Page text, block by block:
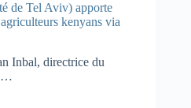
de Tel Aviv) apporte
kenyans via
Inbal, directrice du